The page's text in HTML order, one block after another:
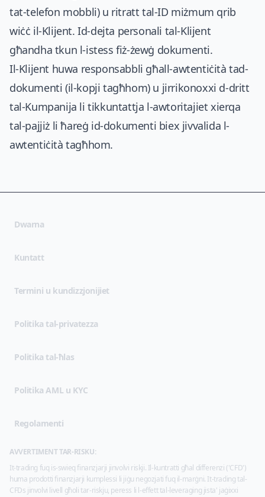
tat-telefon mobbli) u ritratt tal-ID miżmum qrib
wiċċ il-Klijent. Id-dejta personali tal-Klijent
għandha tkun l-istess fiż-żewġ dokumenti.
Il-Klijent huwa responsabbli għall-awtentiċità tad-
dokumenti (il-kopji tagħhom) u jirrikonoxxi d-dritt
tal-Kumpanija li tikkuntattja l-awtoritajiet xierqa
tal-pajjiż li ħareġ id-dokumenti biex jivvalida l-
awtentiċità tagħhom.
Dwarna
Kuntatt
Termini u kundizzjonijiet
Politika tal-privatezza(opens in new tab)
Politika tal-ħlas
Politika AML u KYC
Regolamenti
AVVERTIMENT TAR-RISKU:
It-trading fuq is-swieq finanzjarji jinvolvi riskji. Il-kuntratti għal differenzi ('CFD')
huma prodotti finanzjarji kumplessi li jiġu negozjati fuq il-marġni. It-trading tal-
CFDs jinvolvi livell għoli tar-riskju, peress li l-effett tal-leveraging jista' jaġixxi